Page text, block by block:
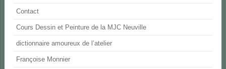
Contact
Cours Dessin et Peinture de la MJC Neuville
dictionnaire amoureux de l’atelier
Françoise Monnier